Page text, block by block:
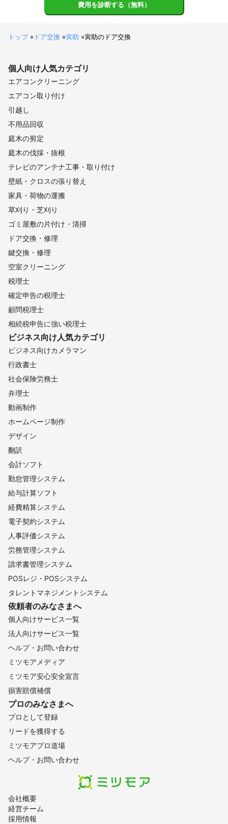
費用を診断する（無料）
トップ» ドア交換 »寅助 »寅助のドア交換
会社概要
経営チーム
採用情報
個人向け人気カテゴリ
エアコンクリーニング
エアコン取り付け
引越し
不用品回収
庭木の剪定
庭木の伐採・抜根
テレビのアンテナ工事・取り付け
壁紙・クロスの張り替え
家具・荷物の運搬
草刈り・芝刈り
ゴミ屋敷の片付け・清掃
ドア交換・修理
鍵交換・修理
空室クリーニング
税理士
確定申告の税理士
顧問税理士
相続税申告に強い税理士
ビジネス向け人気カテゴリ
ビジネス向けカメラマン
行政書士
社会保険労務士
弁理士
動画制作
ホームページ制作
デザイン
翻訳
会計ソフト
勤怠管理システム
給与計算ソフト
経費精算システム
電子契約システム
人事評価システム
労務管理システム
請求書管理システム
POSレジ・POSシステム
タレントマネジメントシステム
依頼者のみなさまへ
個人向けサービス一覧
法人向けサービス一覧
ヘルプ・お問い合わせ
ミツモアメディア
ミツモア安心安全宣言
損害賠償補償
プロのみなさまへ
プロとして登録
リードを獲得する
ミツモアプロ道場
ヘルプ・お問い合わせ